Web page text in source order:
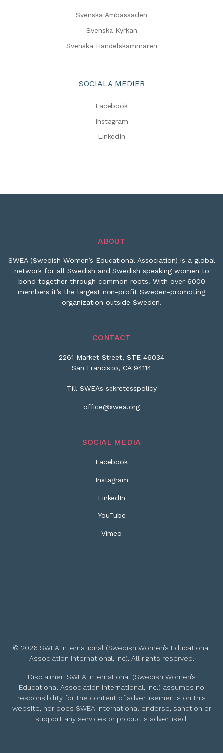
Svenska Ambassaden
Svenska Kyrkan
Svenska Handelskammaren
SOCIALA MEDIER
Facebook
Instagram
LinkedIn
ABOUT
SWEA (Swedish Women’s Educational Association) is a global
network for all Swedish and Swedish speaking women to
bond together through common roots. With over 6000
members it’s the largest non-profit Sweden-promoting
organization outside Sweden.
CONTACT
2261 Market Street, STE 46034
San Francisco, CA 94114
Till SWEAs sekretesspolicy
office@swea.org
SOCIAL MEDIA
Facebook
Instagram
LinkedIn
YouTube
Vimeo
© 2026 SWEA International (Swedish Women’s Educational
Association International, Inc). All rights reserved.
Disclaimer: SWEA International (Swedish Women’s
Educational Association International, Inc.) assumes no
responsibility for the content of advertisements on this
website, nor does SWEA International endorse, sanction or
support any services or products advertised.